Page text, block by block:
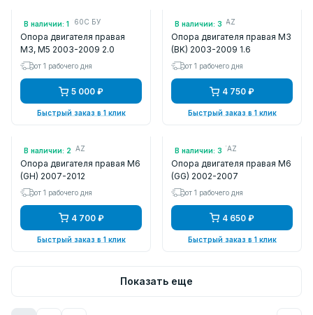
В наличии: 1
Арт.: BBM439060C БУ
Опора двигателя правая
M3, M5 2003-2009 2.0
от 1 рабочего дня
5 000 ₽
Быстрый заказ в 1 клик
В наличии: 3
Арт.: KAT1841MAZ
Опора двигателя правая M3
(BK) 2003-2009 1.6
от 1 рабочего дня
4 750 ₽
Быстрый заказ в 1 клик
В наличии: 2
Арт.: KAT1823MAZ
Опора двигателя правая M6
(GH) 2007-2012
от 1 рабочего дня
4 700 ₽
Быстрый заказ в 1 клик
В наличии: 3
Арт.: KAT1826MAZ
Опора двигателя правая M6
(GG) 2002-2007
от 1 рабочего дня
4 650 ₽
Быстрый заказ в 1 клик
Показать еще